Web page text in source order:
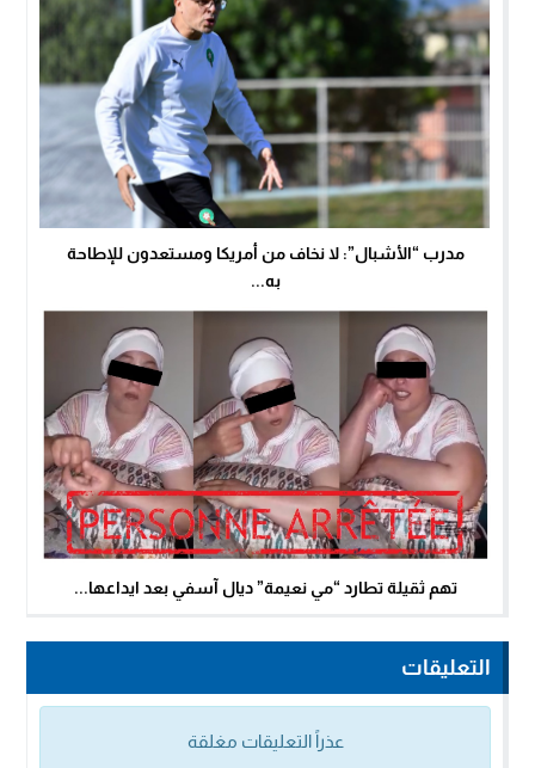
مدرب “الأشبال”: لا نخاف من أمريكا ومستعدون للإطاحة
به...
تهم ثقيلة تطارد “مي نعيمة” ديال آسفي بعد ايداعها...
التعليقات
عذراً التعليقات مغلقة